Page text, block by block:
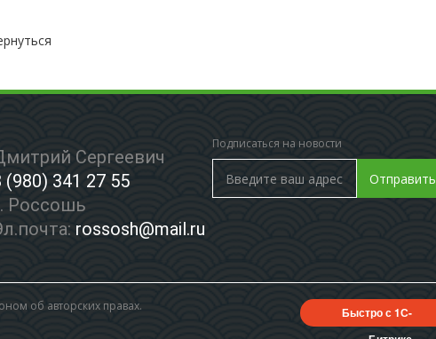
Сергеевич
(980) 341 27 55
Россошь
rossosh@mail.ru
Подписаться на новости
Отправить
об авторских правах.
Быстро с 1С-